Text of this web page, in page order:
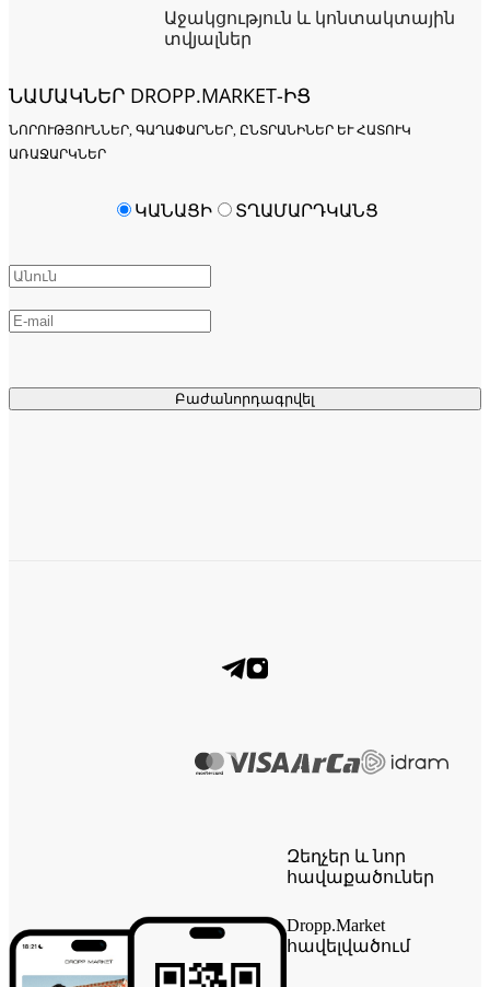
Աջակցություն և կոնտակտային
տվյալներ
ՆԱՄԱԿՆԵՐ DROPP.MARKET-ԻՑ
ՆՈՐՈՒԹՅՈՒՆՆԵՐ, ԳԱՂԱՓԱՐՆԵՐ, ԸՆՏՐԱՆԻՆԵՐ ԵՒ ՀԱՏՈՒԿ Ա
ՌԱՋԱՐԿՆԵՐ
Բաժանորդագրվել
ԿԱՆԱՑԻ ՏՂԱՄԱՐԴԿԱՆՑ
Զեղչեր և նոր
հավաքածուներ
Dropp.Market
հավելվածում